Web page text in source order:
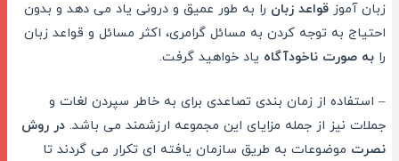
زبان آموزقواعد زبانرا به طور عمیق و درونی یاد می دهد و بدون
احتیاج به توجه کردن به مسائل گرامری، اکثر مسائل و قواعد زبان
را به صورت ناخودآگاهیاد خواهید گرفت.
– استفاده از زمان بندی تصاعدی برای به خاطر سپردن لغات و
جملات نیز از جمله مزایای این مجموعه ارزشمند می باشد. در روش
نصرتموضوعات به طریق سازمان یافته ای تکرار می گردند تا